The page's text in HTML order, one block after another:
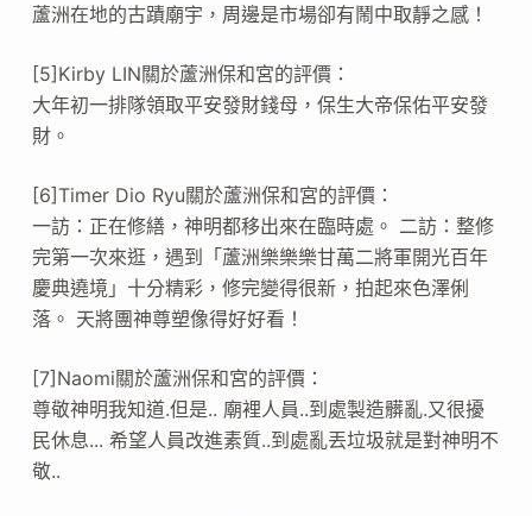
蘆洲在地的古蹟廟宇，周邊是市場卻有鬧中取靜之感！
[5]Kirby LIN關於蘆洲保和宮的評價：
大年初一排隊領取平安發財錢母，保生大帝保佑平安發
財。
[6]Timer Dio Ryu關於蘆洲保和宮的評價：
一訪：正在修繕，神明都移出來在臨時處。 二訪：整修
完第一次來逛，遇到「蘆洲樂樂樂甘萬二將軍開光百年
慶典遶境」十分精彩，修完變得很新，拍起來色澤俐
落。 天將團神尊塑像得好好看！
[7]Naomi關於蘆洲保和宮的評價：
尊敬神明我知道.但是.. 廟裡人員..到處製造髒亂.又很擾
民休息... 希望人員改進素質..到處亂丟垃圾就是對神明不
敬..